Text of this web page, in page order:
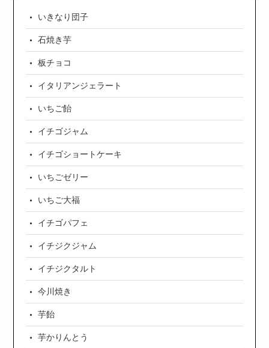
いきなり団子
石焼き芋
板チョコ
イタリアンジェラート
いちご飴
イチゴジャム
イチゴショートケーキ
いちごゼリー
いちご大福
イチゴパフェ
イチジクジャム
イチジクタルト
今川焼き
芋飴
芋かりんとう